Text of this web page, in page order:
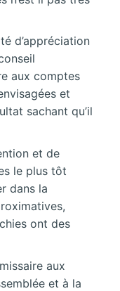
d’appréciation
aux comptes
et
sachant qu’il
et de
le plus tôt
dans la
ont des
aux
et à la